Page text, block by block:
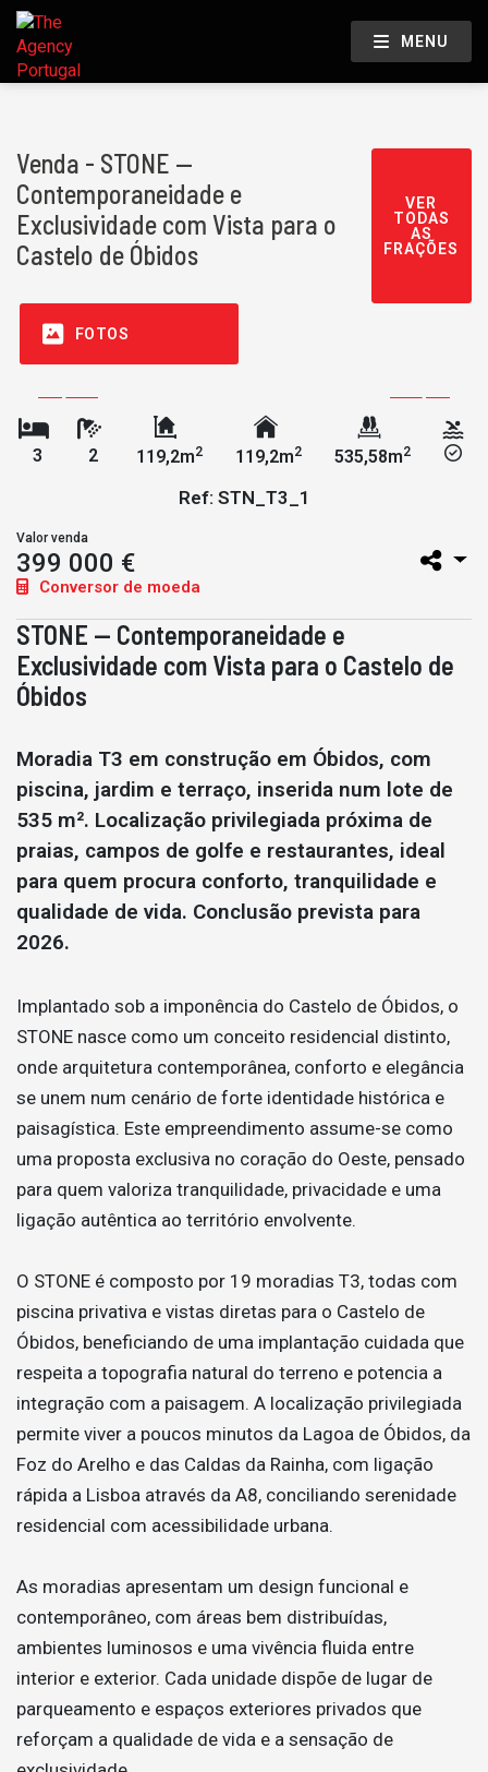
MENU
Venda - STONE —
Contemporaneidade e
Exclusividade com Vista para o
Castelo de Óbidos
VER
TODAS
AS
FRAÇÕES
FOTOS
3 2 119,2m2 119,2m2 535,58m2
Ref: STN_T3_1
Valor venda
399 000 €
Conversor de moeda
STONE — Contemporaneidade e
Exclusividade com Vista para o Castelo de
Óbidos
Moradia T3 em construção em Óbidos, com
piscina, jardim e terraço, inserida num lote de
535 m². Localização privilegiada próxima de
praias, campos de golfe e restaurantes, ideal
para quem procura conforto, tranquilidade e
qualidade de vida. Conclusão prevista para
2026.
Implantado sob a imponência do Castelo de Óbidos, o
STONE nasce como um conceito residencial distinto,
onde arquitetura contemporânea, conforto e elegância
se unem num cenário de forte identidade histórica e
paisagística. Este empreendimento assume-se como
uma proposta exclusiva no coração do Oeste, pensado
para quem valoriza tranquilidade, privacidade e uma
ligação autêntica ao território envolvente.
O STONE é composto por 19 moradias T3, todas com
piscina privativa e vistas diretas para o Castelo de
Óbidos, beneficiando de uma implantação cuidada que
respeita a topografia natural do terreno e potencia a
integração com a paisagem. A localização privilegiada
permite viver a poucos minutos da Lagoa de Óbidos, da
Foz do Arelho e das Caldas da Rainha, com ligação
rápida a Lisboa através da A8, conciliando serenidade
residencial com acessibilidade urbana.
As moradias apresentam um design funcional e
contemporâneo, com áreas bem distribuídas,
ambientes luminosos e uma vivência fluida entre
interior e exterior. Cada unidade dispõe de lugar de
parqueamento e espaços exteriores privados que
reforçam a qualidade de vida e a sensação de